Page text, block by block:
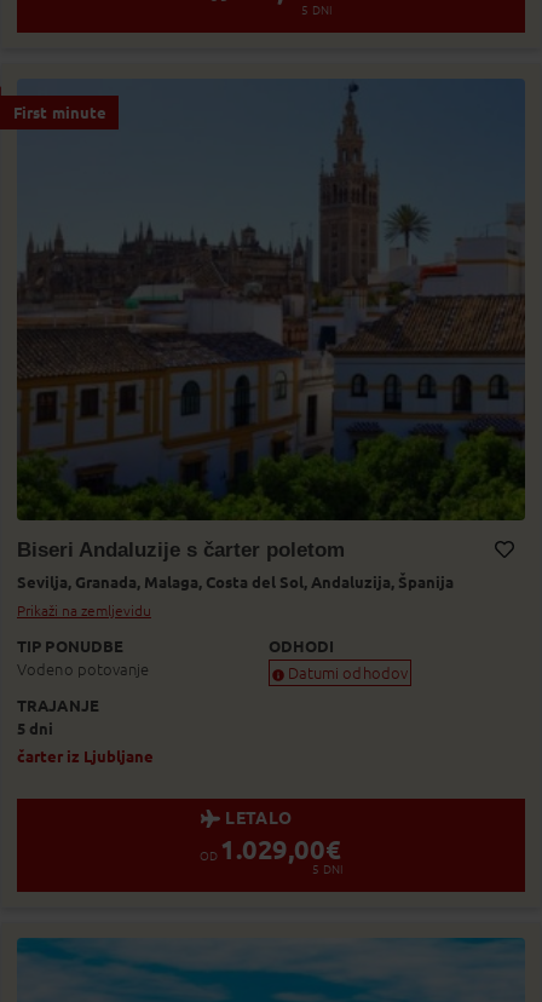
5 DNI
First minute
Biseri Andaluzije s čarter poletom
Dodaj v Moj izbor
Sevilja, Granada, Malaga, Costa del Sol, Andaluzija, Španija
Prikaži na zemljevidu
TIP PONUDBE
Vodeno potovanje
ODHODI
Datumi odhodov
TRAJANJE
5 dni
čarter iz Ljubljane
LETALO
OD 1.029,00€
5 DNI